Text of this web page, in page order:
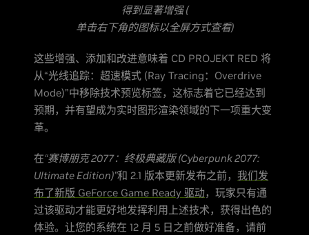
得到显著增强 (
单击右下角的图标以全屏方式查看)
这些增强、添加和改进意味着 CD PROJEKT RED 将
从“光线追踪：超速模式 (Ray Tracing：Overdrive
Mode)”中移除技术预览标签，这标志着它已经达到
预期，并有望成为实时图形渲染领域的下一项重大变
革。
在“赛博朋克 2077：终极典藏版 (Cyberpunk 2077:
Ultimate Edition)”和 2.1 版本更新发布之前，我们发
布了新版 GeForce Game Ready 驱动，玩家只有通
过该驱动才能更好地发挥利用上述技术，获得出色的
体验。让您的系统在 12 月 5 日之前做好准备，请前